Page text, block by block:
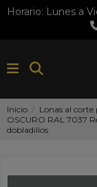
Horario: Lunes a
Inicio Lonas al
OSCURO RAL 7037
dobladillos